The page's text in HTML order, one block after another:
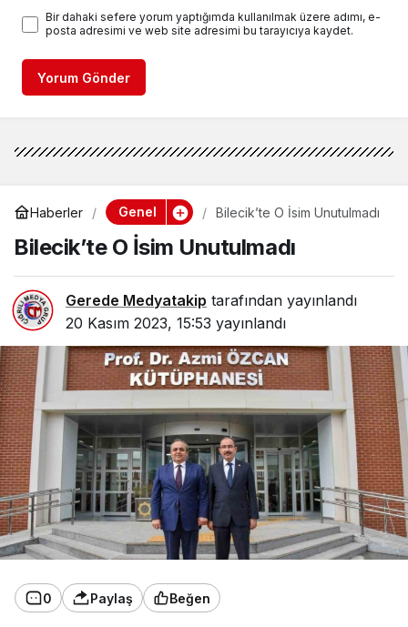
Bir dahaki sefere yorum yaptığımda kullanılmak üzere adımı, e-
posta adresimi ve web site adresimi bu tarayıcıya kaydet.
Yorum Gönder
Haberler Genel Bilecik’te O İsim Unutulmadı
Bilecik’te O İsim Unutulmadı
Gerede Medyatakip tarafından yayınlandı
20 Kasım 2023, 15:53 yayınlandı
0 Paylaş Beğen